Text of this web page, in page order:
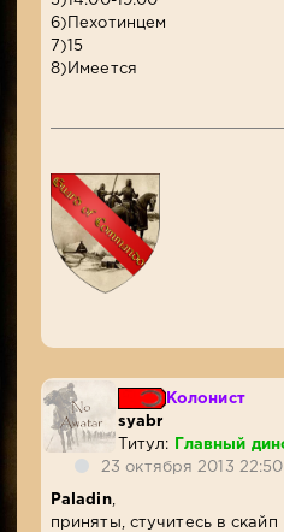
6)Пехотинцем
7)15
8)Имеется
Колонист
syabr
Титул:
Главный
23 октября 2013 22:50
Paladin,
приняты, стучитесь в скайп